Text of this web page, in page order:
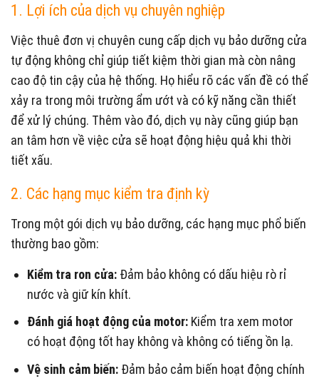
1. Lợi ích của dịch vụ chuyên nghiệp
Việc thuê đơn vị chuyên cung cấp dịch vụ bảo dưỡng cửa
tự động không chỉ giúp tiết kiệm thời gian mà còn nâng
cao độ tin cậy của hệ thống. Họ hiểu rõ các vấn đề có thể
xảy ra trong môi trường ẩm ướt và có kỹ năng cần thiết
để xử lý chúng. Thêm vào đó, dịch vụ này cũng giúp bạn
an tâm hơn về việc cửa sẽ hoạt động hiệu quả khi thời
tiết xấu.
2. Các hạng mục kiểm tra định kỳ
Trong một gói dịch vụ bảo dưỡng, các hạng mục phổ biến
thường bao gồm:
Kiểm tra ron cửa: Đảm bảo không có dấu hiệu rò rỉ
nước và giữ kín khít.
Đánh giá hoạt động của motor: Kiểm tra xem motor
có hoạt động tốt hay không và không có tiếng ồn lạ.
Vệ sinh cảm biến: Đảm bảo cảm biến hoạt động chính